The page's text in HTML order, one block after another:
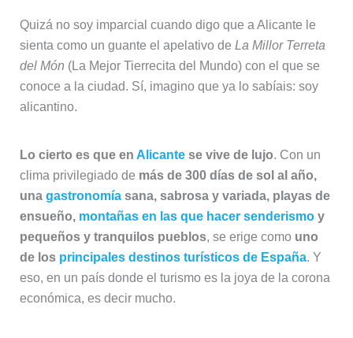
Quizá no soy imparcial cuando digo que a Alicante le
sienta como un guante el apelativo de La Millor Terreta
del Món (La Mejor Tierrecita del Mundo) con el que se
conoce a la ciudad. Sí, imagino que ya lo sabíais: soy
alicantino.
Lo cierto es que en Alicantese vive de lujo. Con un
clima privilegiado de más de 300 días de sol al año,
unagastronomía sana, sabrosa y variada, playas de
ensueño, montañas en las que hacer senderismoy
pequeños y tranquilos pueblos, se erige como uno
de los principales destinos turísticos de España. Y
eso, en un país donde el turismo es la joya de la corona
económica, es decir mucho.